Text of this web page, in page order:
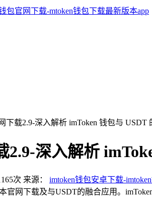
下载2.9-深入解析 imToken 钱包与 USDT
2.9-深入解析
次 来源： imtoken钱包安卓下载-
官网下载及与USDT的融合应用。